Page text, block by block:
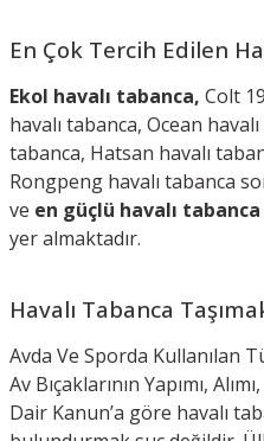
En Çok Tercih Edilen
Ekol havalı tabanca, Colt
havalı tabanca, Ocean
tabanca, Hatsan havalı
Rongpeng havalı tabanca
ve en güçlü havalı tabanca
yer almaktadır.
Havalı Tabanca
Avda Ve Sporda Kullanılan
Av Bıçaklarının Yapımı,
Dair Kanun’a göre havalı